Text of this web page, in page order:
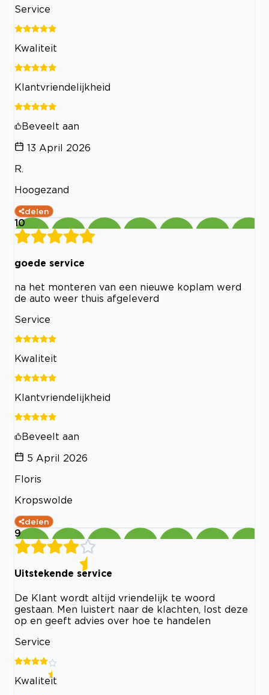
Service
Kwaliteit
Klantvriendelijkheid
Beveelt aan
13 April 2026
R.
Hoogezand
delen
10
goede service
na het monteren van een nieuwe koplam werd
de auto weer thuis afgeleverd
Service
Kwaliteit
Klantvriendelijkheid
Beveelt aan
5 April 2026
Floris
Kropswolde
delen
9
Uitstekende service
De Klant wordt altijd vriendelijk te woord
gestaan. Men luistert naar de klachten, lost deze
op en geeft advies over hoe te handelen
Service
Kwaliteit